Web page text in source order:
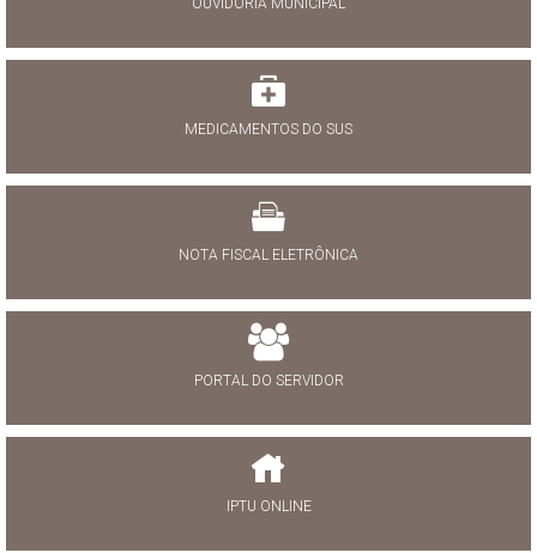
OUVIDORIA MUNICIPAL
MEDICAMENTOS DO SUS
NOTA FISCAL ELETRÔNICA
PORTAL DO SERVIDOR
IPTU ONLINE